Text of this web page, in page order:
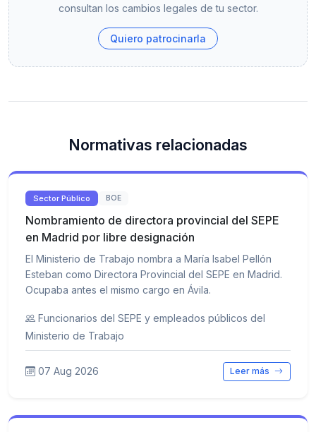
consultan los cambios legales de tu sector.
Quiero patrocinarla
Normativas relacionadas
Sector Público BOE
Nombramiento de directora provincial del SEPE
en Madrid por libre designación
El Ministerio de Trabajo nombra a María Isabel Pellón
Esteban como Directora Provincial del SEPE en Madrid.
Ocupaba antes el mismo cargo en Ávila.
Funcionarios del SEPE y empleados públicos del
Ministerio de Trabajo
07 Aug 2026 Leer más